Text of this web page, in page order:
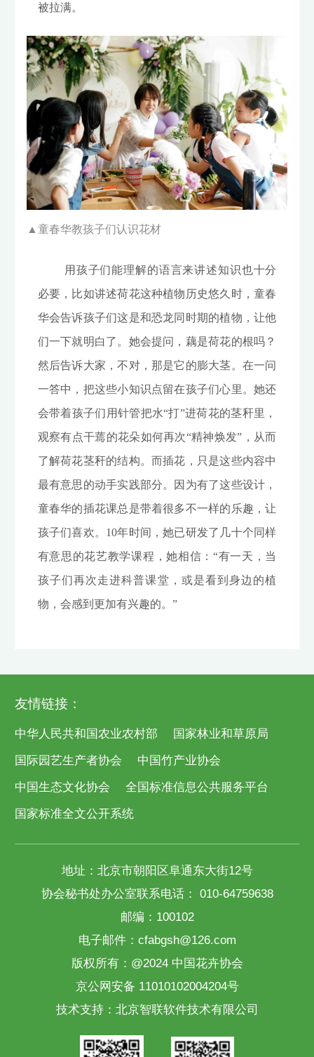
被拉满。
▲ 童春华教孩子们认识花材
用孩子们能理解的语言来讲述知识也十分
必要，比如讲述荷花这种植物历史悠久时，童春
华会告诉孩子们这是和恐龙同时期的植物，让他
们一下就明白了。她会提问，藕是荷花的根吗？
然后告诉大家，不对，那是它的膨大茎。在一问
一答中，把这些小知识点留在孩子们心里。她还
会带着孩子们用针管把水“打”进荷花的茎秆里，
观察有点干蔫的花朵如何再次“精神焕发”，从而
了解荷花茎秆的结构。而插花，只是这些内容中
最有意思的动手实践部分。因为有了这些设计，
童春华的插花课总是带着很多不一样的乐趣，让
孩子们喜欢。10年时间，她已研发了几十个同样
有意思的花艺教学课程，她相信：“有一天，当
孩子们再次走进科普课堂，或是看到身边的植
物，会感到更加有兴趣的。”
友情链接：
中华人民共和国农业农村部
国家林业和草原局
国际园艺生产者协会
中国竹产业协会
中国生态文化协会
全国标准信息公共服务平台
国家标准全文公开系统
地址：北京市朝阳区阜通东大街12号
协会秘书处办公室联系电话： 010-64759638
邮编：100102
电子邮件：cfabgsh@126.com
版权所有：@2024 中国花卉协会
京公网安备 11010102004204号
技术支持： 北京智联软件技术有限公司